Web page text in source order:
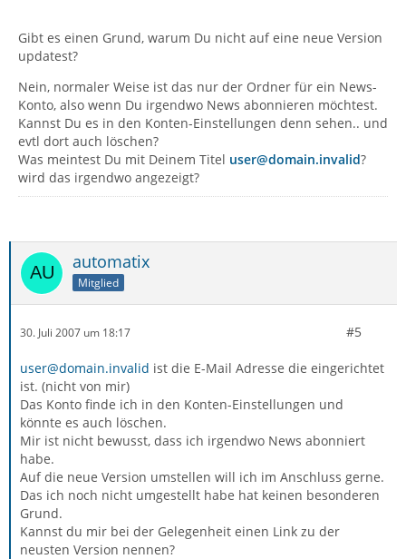
Gibt es einen Grund, warum Du nicht auf eine neue Version
updatest?
Nein, normaler Weise ist das nur der Ordner für ein News-
Konto, also wenn Du irgendwo News abonnieren möchtest.
Kannst Du es in den Konten-Einstellungen denn sehen.. und
evtl dort auch löschen?
Was meintest Du mit Deinem Titel user@domain.invalid?
wird das irgendwo angezeigt?
automatix
Mitglied
30. Juli 2007 um 18:17 #5
user@domain.invalid ist die E-Mail Adresse die eingerichtet
ist. (nicht von mir)
Das Konto finde ich in den Konten-Einstellungen und
könnte es auch löschen.
Mir ist nicht bewusst, dass ich irgendwo News abonniert
habe.
Auf die neue Version umstellen will ich im Anschluss gerne.
Das ich noch nicht umgestellt habe hat keinen besonderen
Grund.
Kannst du mir bei der Gelegenheit einen Link zu der
neusten Version nennen?